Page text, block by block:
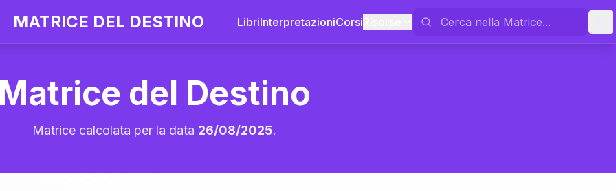
MATRICE DEL DESTINO LibriInterpretazioniCorsi
Matrice del Destino
Matrice calcolata per la data 26/08/2025.